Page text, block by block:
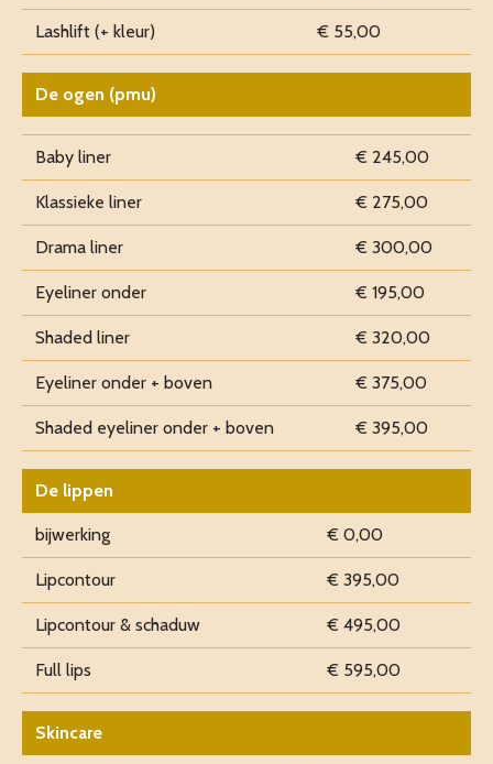
Lashlift (+ kleur) € 55,00
De ogen (pmu)
Baby liner € 245,00
Klassieke liner € 275,00
Drama liner € 300,00
Eyeliner onder € 195,00
Shaded liner € 320,00
Eyeliner onder + boven € 375,00
Shaded eyeliner onder + boven € 395,00
De lippen
bijwerking € 0,00
Lipcontour € 395,00
Lipcontour & schaduw € 495,00
Full lips € 595,00
Skincare